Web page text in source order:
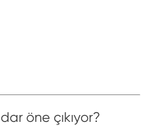
öne çıkıyor?